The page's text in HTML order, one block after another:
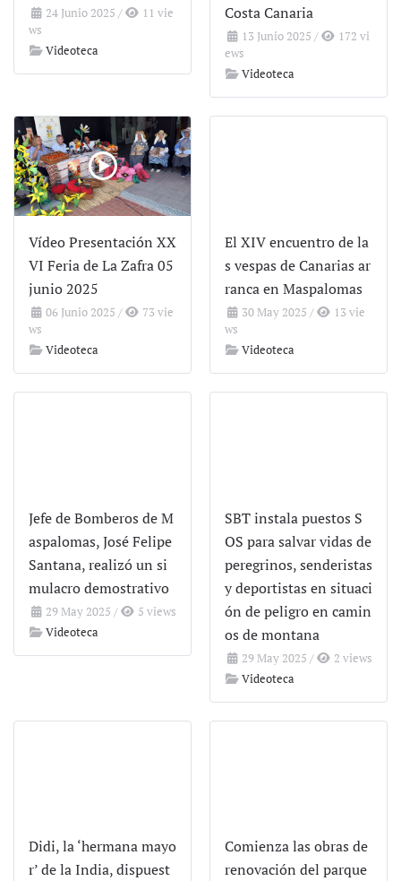
24 Junio 2025 /
11 vie
ws
Videoteca
Costa Canaria
13 Junio 2025 /
172 vi
ews
Videoteca
Vídeo Presentación XX
VI Feria de La Zafra 05
junio 2025
06 Junio 2025 /
73 vie
ws
Videoteca
El XIV encuentro de la
s vespas de Canarias ar
ranca en Maspalomas
30 May 2025 /
13 vie
ws
Videoteca
Jefe de Bomberos de M
aspalomas, José Felipe
Santana, realizó un si
mulacro demostrativo
29 May 2025 /
5 views
Videoteca
SBT instala puestos S
OS para salvar vidas de
peregrinos, senderistas
y deportistas en situaci
ón de peligro en camin
os de montana
29 May 2025 /
2 views
Videoteca
Didi, la ‘hermana mayo
r’ de la India, dispuest
Comienza las obras de
renovación del parque